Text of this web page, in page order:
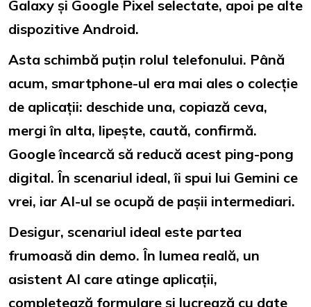
Galaxy și Google Pixel selectate, apoi pe alte
dispozitive Android.
Asta schimbă puțin rolul telefonului. Până
acum, smartphone-ul era mai ales o colecție
de aplicații: deschide una, copiază ceva,
mergi în alta, lipește, caută, confirmă.
Google încearcă să reducă acest ping-pong
digital. În scenariul ideal, îi spui lui Gemini ce
vrei, iar AI-ul se ocupă de pașii intermediari.
Desigur, scenariul ideal este partea
frumoasă din demo. În lumea reală, un
asistent AI care atinge aplicații,
completează formulare și lucrează cu date